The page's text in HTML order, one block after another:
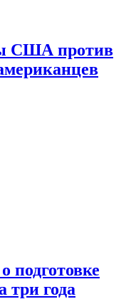
США против
подготовке
три года